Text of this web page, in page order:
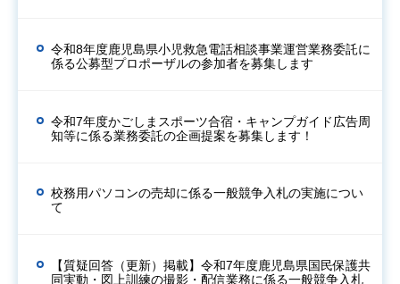
令和8年度鹿児島県小児救急電話相談事業運営業務委託に
係る公募型プロポーザルの参加者を募集します
令和7年度かごしまスポーツ合宿・キャンプガイド広告周
知等に係る業務委託の企画提案を募集します！
校務用パソコンの売却に係る一般競争入札の実施につい
て
【質疑回答（更新）掲載】令和7年度鹿児島県国民保護共
同実動・図上訓練の撮影・配信業務に係る一般競争入札